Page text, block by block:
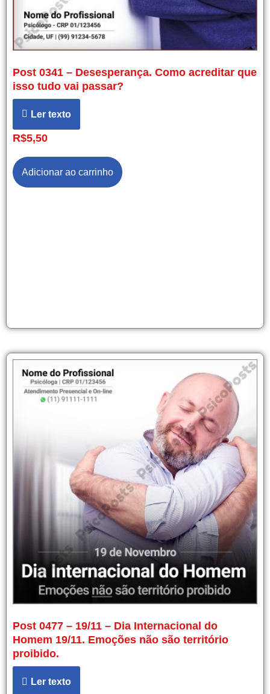
Post 0341 – Desesperança. Como acreditar que
isso tudo vai passar?
Ler texto
R$5,50
Adicionar ao carrinho
Post 0477 – 19/11 – Dia Internacional do
Homem 19/11. Emoções não são território
proibido.
Ler texto